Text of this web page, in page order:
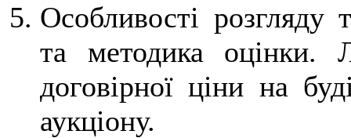
Особливості розгляду
та методика оцінки.
договірної ціни на
аукціону.